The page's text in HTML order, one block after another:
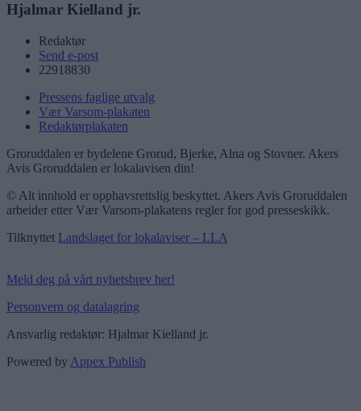
Hjalmar Kielland jr.
Redaktør
Send e-post
22918830
Pressens faglige utvalg
Vær Varsom-plakaten
Redaktørplakaten
Groruddalen er bydelene Grorud, Bjerke, Alna og Stovner. Akers
Avis Groruddalen er lokalavisen din!
© Alt innhold er opphavsrettslig beskyttet. Akers Avis Groruddalen
arbeider etter Vær Varsom-plakatens regler for god presseskikk.
Tilknyttet Landslaget for lokalaviser – LLA
Meld deg på vårt nyhetsbrev her!
Personvern og datalagring
Ansvarlig redaktør: Hjalmar Kielland jr.
Powered by Appex Publish